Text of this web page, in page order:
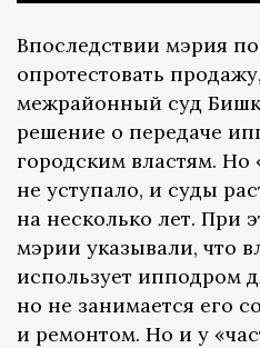
Впоследствии мэрия
опротестовать
межрайонный суд
решение о передаче
городским властям. Но
не уступало, и суды
на несколько лет. При
мэрии указывали, что
использует ипподром
но не занимается его
и ремонтом. Но и у